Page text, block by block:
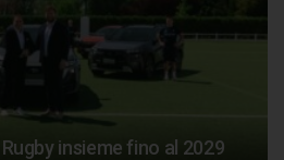
insieme fino al 2029